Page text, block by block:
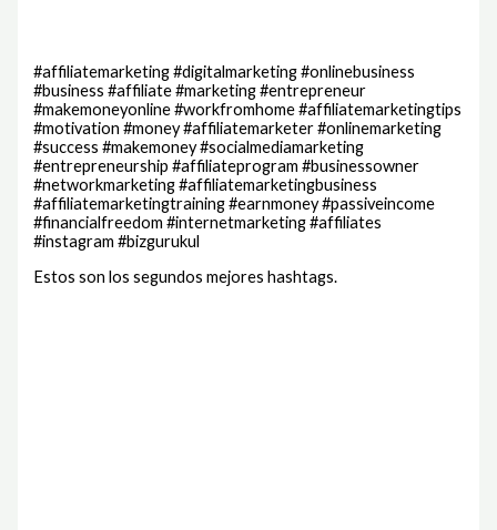
#affiliatemarketing #digitalmarketing #onlinebusiness
#business #affiliate #marketing #entrepreneur
#makemoneyonline #workfromhome #affiliatemarketingtips
#motivation #money #affiliatemarketer #onlinemarketing
#success #makemoney #socialmediamarketing
#entrepreneurship #affiliateprogram #businessowner
#networkmarketing #affiliatemarketingbusiness
#affiliatemarketingtraining #earnmoney #passiveincome
#financialfreedom #internetmarketing #affiliates
#instagram #bizgurukul
Estos son los segundos mejores hashtags.